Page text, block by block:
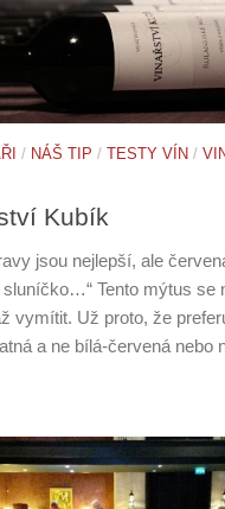
/ NÁŠ TIP / TESTY VÍN /
Kubík
jsou nejlepší, ale
Tento mýtus se
vymítit. Už proto, že
a ne bílá-červená nebo